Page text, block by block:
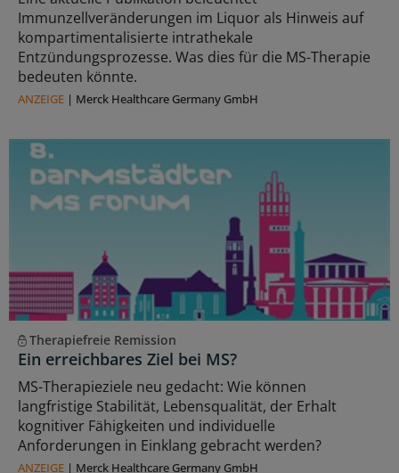
Immunzellveränderungen im Liquor als Hinweis auf
kompartimentalisierte intrathekale
Entzündungsprozesse. Was dies für die MS-Therapie
bedeuten könnte.
ANZEIGE | Merck Healthcare Germany GmbH
Therapiefreie Remission
Ein erreichbares Ziel bei MS?
MS-Therapieziele neu gedacht: Wie können
langfristige Stabilität, Lebensqualität, der Erhalt
kognitiver Fähigkeiten und individuelle
Anforderungen in Einklang gebracht werden?
ANZEIGE | Merck Healthcare Germany GmbH